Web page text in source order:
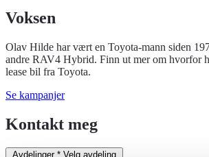
Voksen
Olav Hilde har vært en Toyota-mann siden
andre RAV4 Hybrid. Finn ut mer om hvorfor
lease bil fra Toyota.
Se kampanjer
Kontakt meg
Avdelinger * Velg avdeling